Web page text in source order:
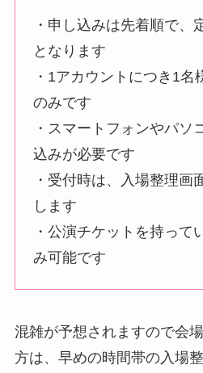
・申し込みは先着順で、
となります
・1アカウントにつき1名
のみです
・スマートフォンやパソ
込みが必要です
・受付時は、入場整理画
します
・公演チケットを持って
み可能です
混雑が予想されますので会
方は、早めの時間帯の入場